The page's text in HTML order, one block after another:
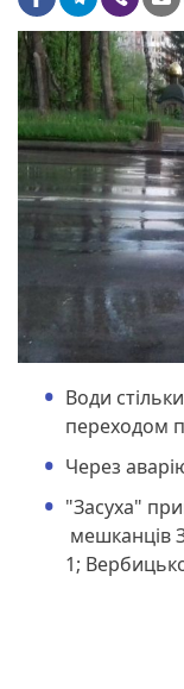
Води
переходом
Через
"Засуха"
мешканців
1;